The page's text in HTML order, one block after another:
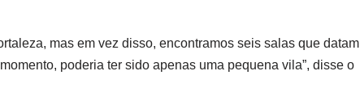
mas em vez disso, encontramos seis salas que datam
poderia ter sido apenas uma pequena vila”, disse o